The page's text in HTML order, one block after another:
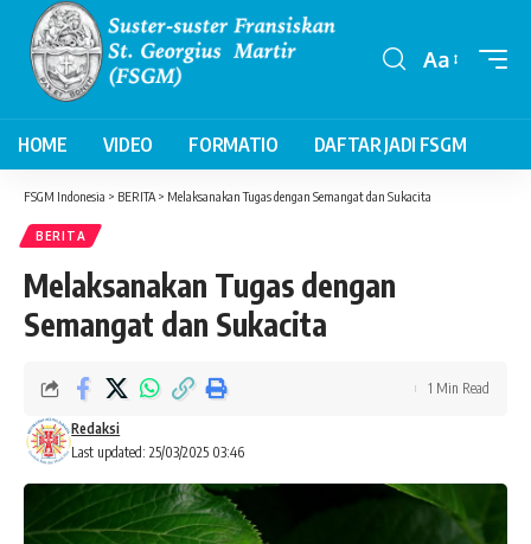
Aa
HOME VIDEO FORMATIO DAFTAR JADI FSGM
FSGM Indonesia > BERITA > Melaksanakan Tugas dengan Semangat dan Sukacita
BERITA
Melaksanakan Tugas dengan
Semangat dan Sukacita
Last updated: 25/03/2025 03:46
Redaksi
1 Min Read